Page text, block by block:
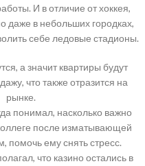
И в отличие от хоккея,
даже в небольших городках,
себе ледовые стадионы.
а значит квартиры будут
что также отразится на
рынке.
понимал, насколько важно
после изматывающей
помочь ему снять стресс.
что казино остались в